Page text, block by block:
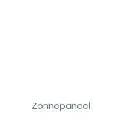
Zonnepaneel